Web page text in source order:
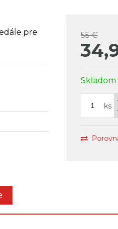
55 €
Skladom
ks
pre